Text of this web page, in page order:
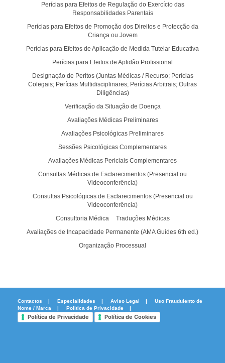
Perícias para Efeitos de Regulação do Exercício das
Responsabilidades Parentais
Perícias para Efeitos de Promoção dos Direitos e Protecção da
Criança ou Jovem
Perícias para Efeitos de Aplicação de Medida Tutelar Educativa
Perícias para Efeitos de Aptidão Profissional
Designação de Peritos (Juntas Médicas / Recurso; Perícias
Colegais; Perícias Multidisciplinares; Perícias Arbitrais; Outras
Diligências)
Verificação da Situação de Doença
Avaliações Médicas Preliminares
Avaliações Psicológicas Preliminares
Sessões Psicológicas Complementares
Avaliações Médicas Periciais Complementares
Consultas Médicas de Esclarecimentos (Presencial ou
Videoconferência)
Consultas Psicológicas de Esclarecimentos (Presencial ou
Videoconferência)
Consultoria Médica
Traduções Médicas
Avaliações de Incapacidade Permanente (AMA Guides 6th ed.)
Organização Processual
Contactos | Especialidades | Aviso Legal | Uso Fraudulento de
Nome / Marca | Política de Privacidade |
Política de Privacidade Política de Cookies